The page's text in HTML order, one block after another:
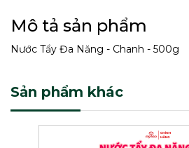
Mô tả sản phẩm
Nước Tẩy Đa Năng - Chanh - 500g
Sản phẩm khác